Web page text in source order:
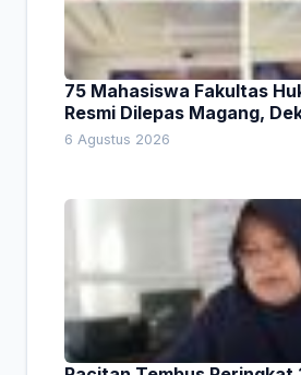
75 Mahasiswa Fakultas
Resmi Dilepas Magang,
Empat Pesan Penting
6 Agustus 2026